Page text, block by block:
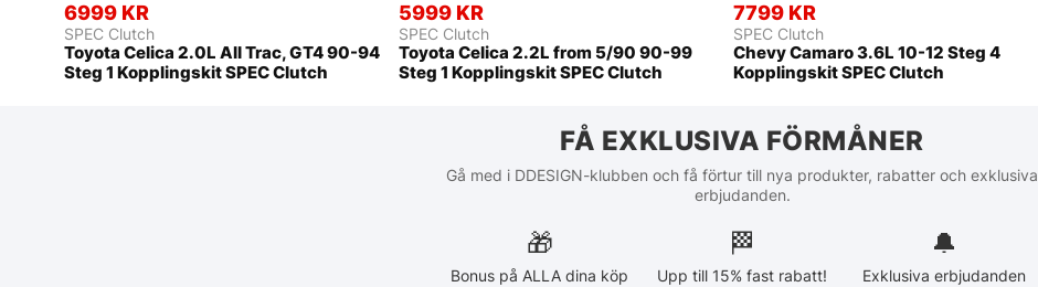
6999 KR
SPEC Clutch
Toyota Celica 2.0L All Trac, GT4 90-94
Steg 1 Kopplingskit SPEC Clutch
5999 KR
SPEC Clutch
Toyota Celica 2.2L from 5/90 90-99
Steg 1 Kopplingskit SPEC Clutch
7799 KR
SPEC Clutch
Chevy Camaro 3.6L 10-12 Steg 4
Kopplingskit SPEC Clutch
FÅ EXKLUSIVA FÖRMÅNER
Gå med i DDESIGN-klubben och få förtur till nya produkter, rabatter och exklusiva
erbjudanden.
🎁
Bonus på ALLA dina köp
🏁︎
Upp till 15% fast rabatt!
🔔
Exklusiva erbjudanden